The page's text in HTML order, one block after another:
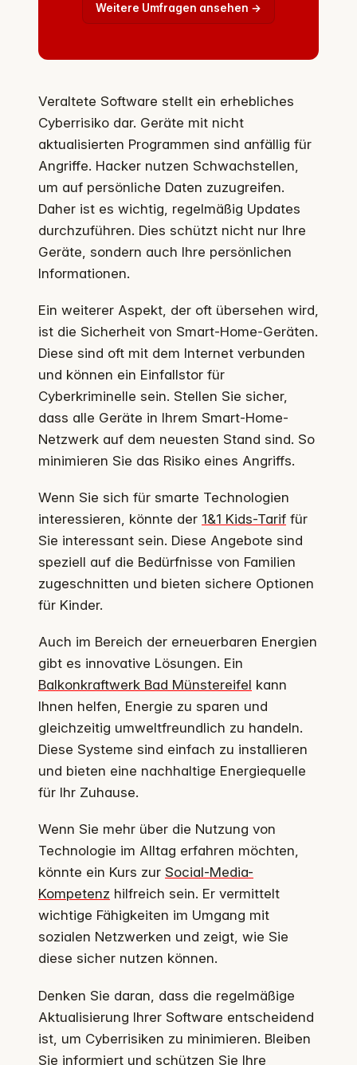
Weitere Umfragen ansehen →
Veraltete Software stellt ein erhebliches
Cyberrisiko dar. Geräte mit nicht
aktualisierten Programmen sind anfällig für
Angriffe. Hacker nutzen Schwachstellen,
um auf persönliche Daten zuzugreifen.
Daher ist es wichtig, regelmäßig Updates
durchzuführen. Dies schützt nicht nur Ihre
Geräte, sondern auch Ihre persönlichen
Informationen.
Ein weiterer Aspekt, der oft übersehen wird,
ist die Sicherheit von Smart-Home-Geräten.
Diese sind oft mit dem Internet verbunden
und können ein Einfallstor für
Cyberkriminelle sein. Stellen Sie sicher,
dass alle Geräte in Ihrem Smart-Home-
Netzwerk auf dem neuesten Stand sind. So
minimieren Sie das Risiko eines Angriffs.
Wenn Sie sich für smarte Technologien
interessieren, könnte der 1&1 Kids-Tarif für
Sie interessant sein. Diese Angebote sind
speziell auf die Bedürfnisse von Familien
zugeschnitten und bieten sichere Optionen
für Kinder.
Auch im Bereich der erneuerbaren Energien
gibt es innovative Lösungen. Ein
Balkonkraftwerk Bad Münstereifel kann
Ihnen helfen, Energie zu sparen und
gleichzeitig umweltfreundlich zu handeln.
Diese Systeme sind einfach zu installieren
und bieten eine nachhaltige Energiequelle
für Ihr Zuhause.
Wenn Sie mehr über die Nutzung von
Technologie im Alltag erfahren möchten,
könnte ein Kurs zur Social-Media-
Kompetenz hilfreich sein. Er vermittelt
wichtige Fähigkeiten im Umgang mit
sozialen Netzwerken und zeigt, wie Sie
diese sicher nutzen können.
Denken Sie daran, dass die regelmäßige
Aktualisierung Ihrer Software entscheidend
ist, um Cyberrisiken zu minimieren. Bleiben
Sie informiert und schützen Sie Ihre